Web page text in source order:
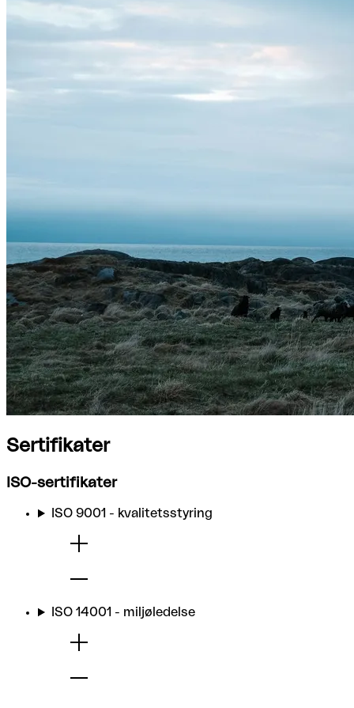
Sertifikater
ISO-sertifikater
ISO 9001 - kvalitetsstyring
ISO 14001 - miljøledelse